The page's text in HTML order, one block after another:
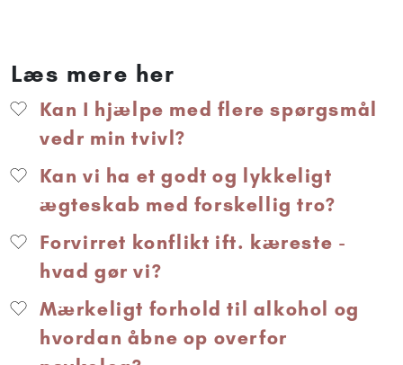
Læs mere her
Kan I hjælpe med flere spørgsmål
vedr min tvivl?
Kan vi ha et godt og lykkeligt
ægteskab med forskellig tro?
Forvirret konflikt ift. kæreste -
hvad gør vi?
Mærkeligt forhold til alkohol og
hvordan åbne op overfor